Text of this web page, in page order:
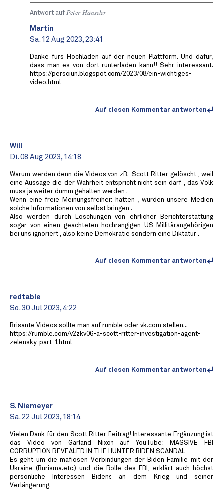
Antwort auf Peter Hänseler
Martin
Sa. 12 Aug 2023, 23:41
Danke fürs Hochladen auf der neuen Plattform. Und dafür,
dass man es von dort runterladen kann!! Sehr interessant.
https://persciun.blogspot.com/2023/08/ein-wichtiges-
video.html
Auf diesen Kommentar antworten
Will
Di. 08 Aug 2023, 14:18
Warum werden denn die Videos von zB.: Scott Ritter gelöscht , weil
eine Aussage die der Wahrheit entspricht nicht sein darf , das Volk
muss ja weiter dumm gehalten werden .
Wenn eine freie Meinungsfreiheit hätten , wurden unsere Medien
solche Informationen von selbst bringen .
Also werden durch Löschungen von ehrlicher Berichterstattung
sogar von einen geachteten hochrangigen US Millitärangehörigen
bei uns ignoriert , also keine Demokratie sondern eine Diktatur .
Auf diesen Kommentar antworten
redtable
So. 30 Jul 2023, 4:22
Brisante Videos sollte man auf rumble oder vk.com stellen...
https://rumble.com/v2zkv06-a-scott-ritter-investigation-agent-
zelensky-part-1.html
Auf diesen Kommentar antworten
S. Niemeyer
Sa. 22 Jul 2023, 18:14
Vielen Dank für den Scott Ritter Beitrag! Interessante Ergänzung ist
das Video von Garland Nixon auf YouTube: MASSIVE FBI
CORRUPTION REVEALED IN THE HUNTER BIDEN SCANDAL
Es geht um die mafiosen Verbindungen der Biden Familie mit der
Ukraine (Burisma.etc.) und die Rolle des FBI, erklärt auch höchst
persönliche Interessen Bidens an dem Krieg und seiner
Verlängerung.